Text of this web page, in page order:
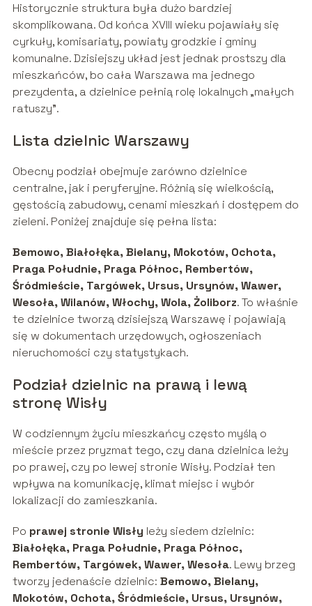
Historycznie struktura była dużo bardziej
skomplikowana. Od końca XVIII wieku pojawiały się
cyrkuły, komisariaty, powiaty grodzkie i gminy
komunalne. Dzisiejszy układ jest jednak prostszy dla
mieszkańców, bo cała Warszawa ma jednego
prezydenta, a dzielnice pełnią rolę lokalnych „małych
ratuszy”.
Lista dzielnic Warszawy
Obecny podział obejmuje zarówno dzielnice
centralne, jak i peryferyjne. Różnią się wielkością,
gęstością zabudowy, cenami mieszkań i dostępem do
zieleni. Poniżej znajduje się pełna lista:
Bemowo, Białołęka, Bielany, Mokotów, Ochota,
Praga Południe, Praga Północ, Rembertów,
Śródmieście, Targówek, Ursus, Ursynów, Wawer,
Wesoła, Wilanów, Włochy, Wola, Żoliborz. To właśnie
te dzielnice tworzą dzisiejszą Warszawę i pojawiają
się w dokumentach urzędowych, ogłoszeniach
nieruchomości czy statystykach.
Podział dzielnic na prawą i lewą
stronę Wisły
W codziennym życiu mieszkańcy często myślą o
mieście przez pryzmat tego, czy dana dzielnica leży
po prawej, czy po lewej stronie Wisły. Podział ten
wpływa na komunikację, klimat miejsc i wybór
lokalizacji do zamieszkania.
Po prawej stronie Wisły leży siedem dzielnic:
Białołęka, Praga Południe, Praga Północ,
Rembertów, Targówek, Wawer, Wesoła. Lewy brzeg
tworzy jedenaście dzielnic: Bemowo, Bielany,
Mokotów, Ochota, Śródmieście, Ursus, Ursynów,